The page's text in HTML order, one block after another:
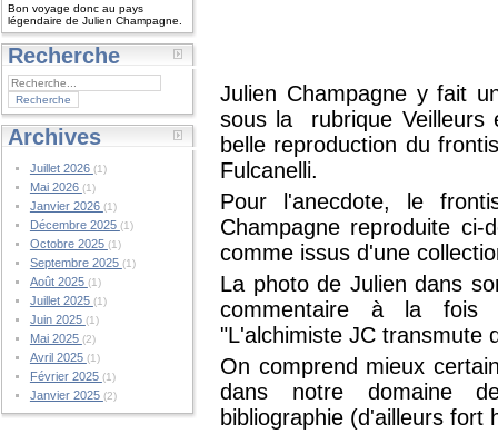
Bon voyage donc au pays
légendaire de Julien Champagne.
Recherche
Archives
Juillet 2026 (1)
Mai 2026 (1)
Janvier 2026 (1)
Décembre 2025 (1)
Octobre 2025 (1)
Septembre 2025 (1)
Août 2025 (1)
Juillet 2025 (1)
Juin 2025 (1)
Mai 2025 (2)
Avril 2025 (1)
Février 2025 (1)
Janvier 2025 (2)
Julien Champagne y fait
sous la rubrique Veilleurs
belle reproduction du
Fulcanelli.
Pour l'anecdote, le
Champagne reproduite ci-
comme issus d'une
La photo de Julien dans
commentaire à la fois
"L'alchimiste JC transmute
On comprend mieux
dans notre domaine
bibliographie (d'ailleurs fort